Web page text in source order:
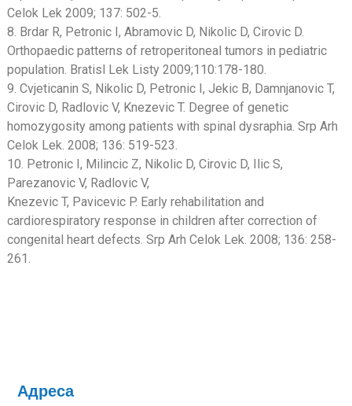
Celok Lek 2009; 137: 502-5.
8. Brdar R, Petronic I, Abramovic D, Nikolic D, Cirovic D.
Orthopaedic patterns of retroperitoneal tumors in pediatric
population. Bratisl Lek Listy 2009;110:178-180.
9. Cvjeticanin S, Nikolic D, Petronic I, Jekic B, Damnjanovic T,
Cirovic D, Radlovic V, Knezevic T. Degree of genetic
homozygosity among patients with spinal dysraphia. Srp Arh
Celok Lek. 2008; 136: 519-523.
10. Petronic I, Milincic Z, Nikolic D, Cirovic D, Ilic S,
Parezanovic V, Radlovic V,
Knezevic T, Pavicevic P. Early rehabilitation and
cardiorespiratory response in children after correction of
congenital heart defects. Srp Arh Celok Lek. 2008; 136: 258-
261.
Адреса